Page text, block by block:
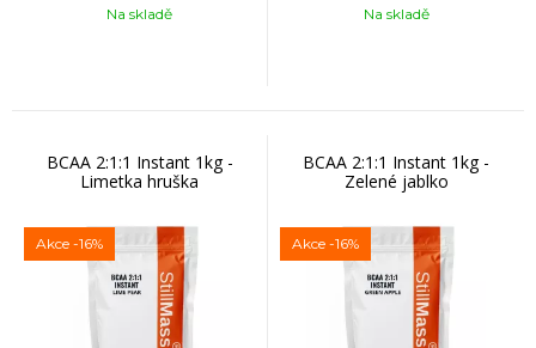
Na skladě Na skladě
BCAA 2:1:1 Instant 1kg -
Limetka hruška
Akce -16%
BCAA 2:1:1 Instant 1kg -
Zelené jablko
Akce -16%